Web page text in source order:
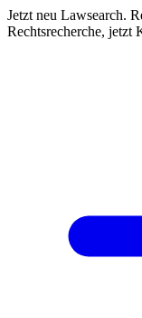
Jetzt neu Lawsearch.
Rechtsrecherche, jetzt